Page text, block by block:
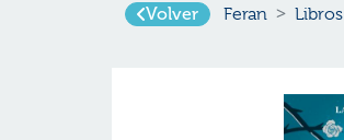
Volver Feran Libros